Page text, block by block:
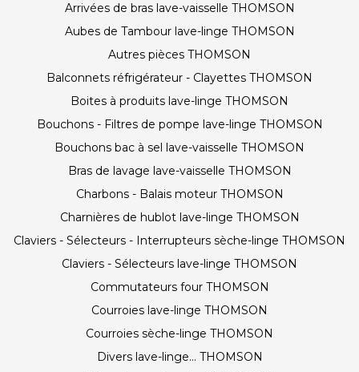
Arrivées de bras lave-vaisselle THOMSON
Aubes de Tambour lave-linge THOMSON
Autres pièces THOMSON
Balconnets réfrigérateur - Clayettes THOMSON
Boites à produits lave-linge THOMSON
Bouchons - Filtres de pompe lave-linge THOMSON
Bouchons bac à sel lave-vaisselle THOMSON
Bras de lavage lave-vaisselle THOMSON
Charbons - Balais moteur THOMSON
Charnières de hublot lave-linge THOMSON
Claviers - Sélecteurs - Interrupteurs sèche-linge THOMSON
Claviers - Sélecteurs lave-linge THOMSON
Commutateurs four THOMSON
Courroies lave-linge THOMSON
Courroies sèche-linge THOMSON
Divers lave-linge... THOMSON